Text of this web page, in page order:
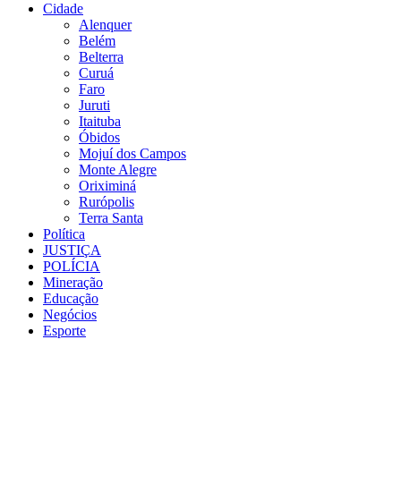
Cidade
Alenquer
Belém
Belterra
Curuá
Faro
Juruti
Itaituba
Óbidos
Mojuí dos Campos
Monte Alegre
Oriximiná
Rurópolis
Terra Santa
Política
JUSTIÇA
POLÍCIA
Mineração
Educação
Negócios
Esporte